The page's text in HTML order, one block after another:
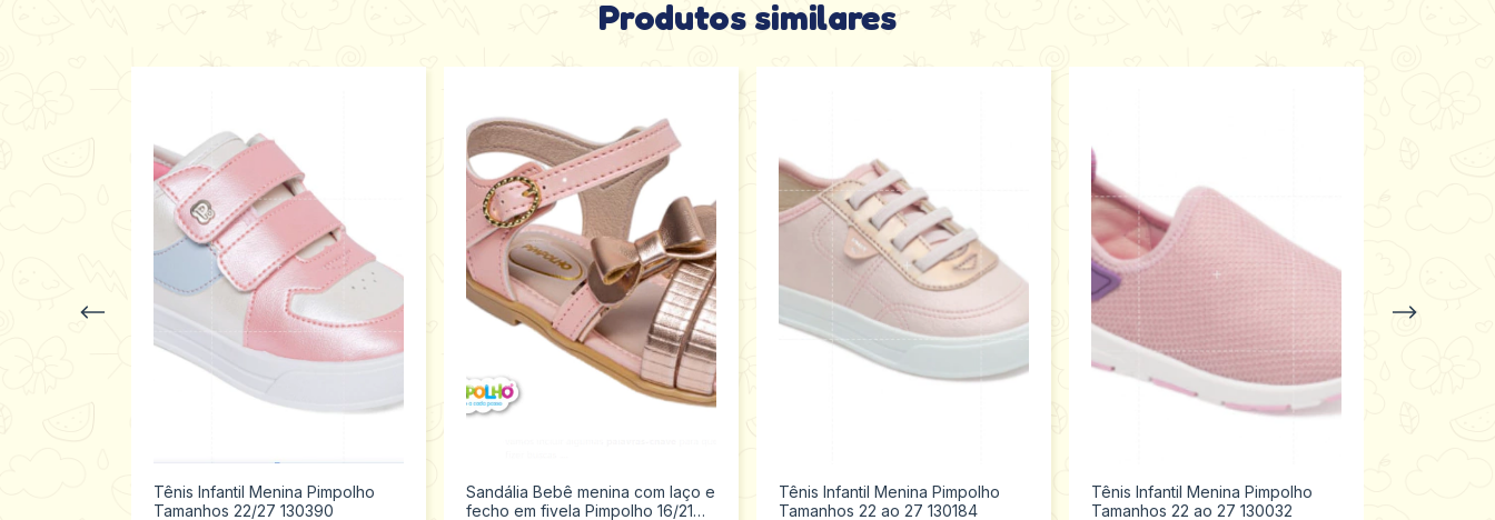
Produtos similares
Tênis Infantil Menina Pimpolho
Tamanhos 22/27 130390
Sandália Bebê menina com laço e
fecho em fivela Pimpolho 16/21
Tênis Infantil Menina Pimpolho
Tamanhos 22 ao 27 130184
Tênis Infantil Menina Pimpolho
Tamanhos 22 ao 27 130032